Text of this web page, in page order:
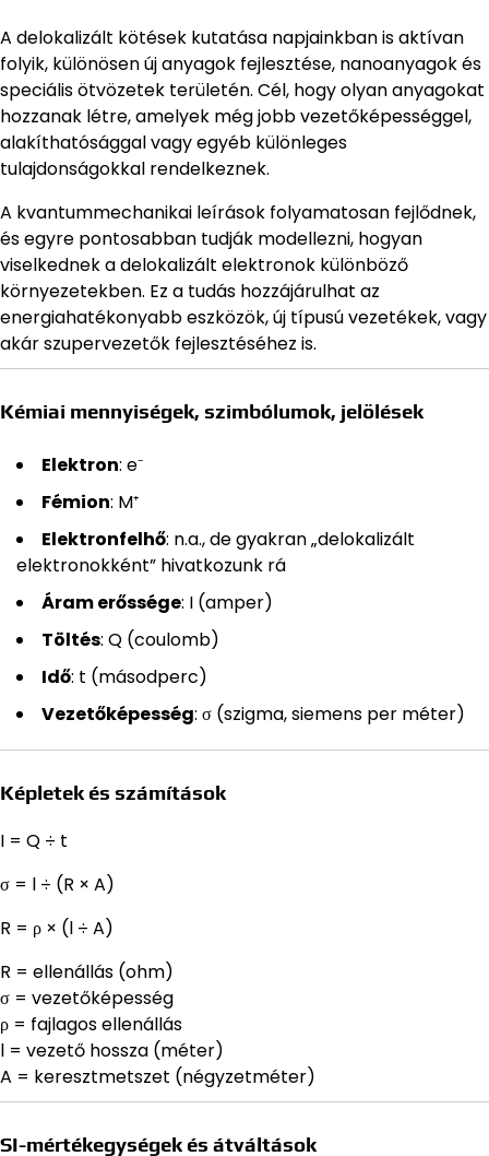
A delokalizált kötések kutatása napjainkban is aktívan
folyik, különösen új anyagok fejlesztése, nanoanyagok és
speciális ötvözetek területén. Cél, hogy olyan anyagokat
hozzanak létre, amelyek még jobb vezetőképességgel,
alakíthatósággal vagy egyéb különleges
tulajdonságokkal rendelkeznek.
A kvantummechanikai leírások folyamatosan fejlődnek,
és egyre pontosabban tudják modellezni, hogyan
viselkednek a delokalizált elektronok különböző
környezetekben. Ez a tudás hozzájárulhat az
energiahatékonyabb eszközök, új típusú vezetékek, vagy
akár szupervezetők fejlesztéséhez is.
Kémiai mennyiségek, szimbólumok, jelölések
Elektron: e⁻
Fémion: M⁺
Elektronfelhő: n.a., de gyakran „delokalizált
elektronokként” hivatkozunk rá
Áram erőssége: I (amper)
Töltés: Q (coulomb)
Idő: t (másodperc)
Vezetőképesség: σ (szigma, siemens per méter)
Képletek és számítások
I = Q ÷ t
σ = l ÷ (R × A)
R = ρ × (l ÷ A)
R = ellenállás (ohm)
σ = vezetőképesség
ρ = fajlagos ellenállás
l = vezető hossza (méter)
A = keresztmetszet (négyzetméter)
SI-mértékegységek és átváltások